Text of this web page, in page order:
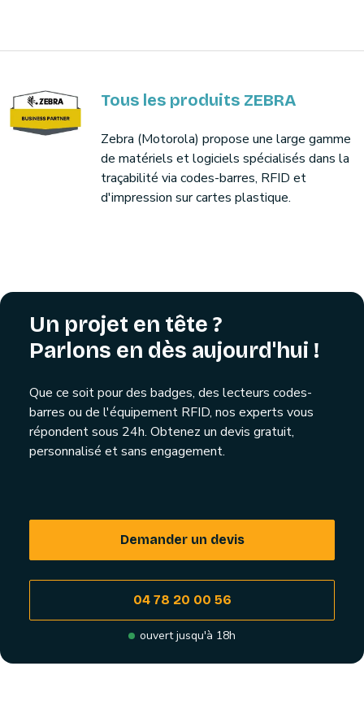
Tous les produits ZEBRA
Zebra (Motorola) propose une large gamme
de matériels et logiciels spécialisés dans la
traçabilité via codes-barres, RFID et
d'impression sur cartes plastique.
Un projet en tête ?
Parlons en dès aujourd'hui !
Que ce soit pour des badges, des lecteurs codes-
barres ou de l'équipement RFID, nos experts vous
répondent sous 24h. Obtenez un devis gratuit,
personnalisé et sans engagement.
Demander un devis
04 78 20 00 56
ouvert jusqu'à 18h